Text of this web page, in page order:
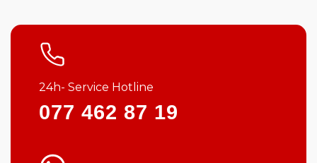
24h- Service Hotline
077 462 87 19